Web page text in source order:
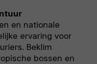
en nationale
ervaring voor
Beklim
bossen en